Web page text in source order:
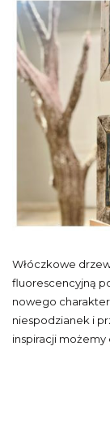
Włóczkowe
fluorescencyjną
nowego
niespodzianek i
inspiracji możemy